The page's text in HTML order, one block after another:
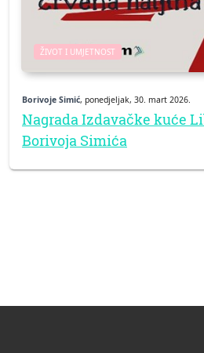
ŽIVOT I UMJETNOST
Borivoje Simić, ponedjeljak, 30. mart 2026.
Nagrada Izdavačke kuće
Borivoja Simića